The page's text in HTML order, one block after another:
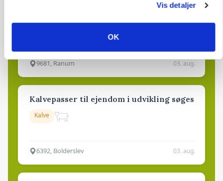
Vis detaljer
OK
9681, Ranum 03. aug.
Kalvepasser til ejendom i udvikling søges
Kalve
6392, Bolderslev 03. aug.